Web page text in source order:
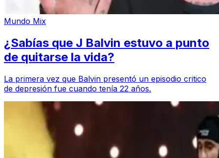
Mundo Mix
¿Sabías que J Balvin estuvo a punto
de quitarse la vida?
La primera vez que Balvin presentó un episodio critico
de depresión fue cuando tenía 22 años.